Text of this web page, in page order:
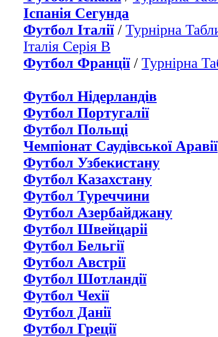
Іспанія Сегунда
Футбол Італії/ Турнірна
Італія Серія B
Футбол Франції/ Турнірна
Футбол Нідерландiв
Футбол Португалії
Футбол Польщі
Чемпіонат Саудівської Аравії
Футбол Узбекистану
Футбол Казахстану
Футбол Туреччини
Футбол Азербайджану
Футбол Швейцаріі
Футбол Бельгії
Футбол Австрії
Футбол Шотландії
Футбол Чехії
Футбол Данії
Футбол Греції